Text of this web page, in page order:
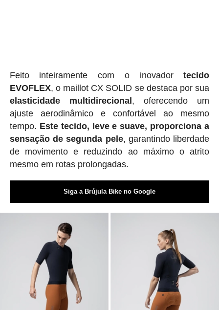
Feito inteiramente com o inovadortecido
EVOFLEX, o maillot CX SOLID se destaca por sua
elasticidade multidirecional , oferecendo um
ajuste aerodinâmico e confortável ao mesmo
tempo. Este tecido, leve e suave, proporciona a
sensação de segunda pele, garantindo liberdade
de movimento e reduzindo ao máximo o atrito
mesmo em rotas prolongadas.
Siga a Brújula Bike no Google